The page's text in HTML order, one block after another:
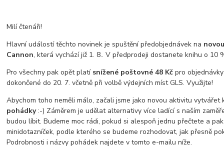
Milí čtenáři!
Hlavní událostí těchto novinek je spuštění předobjednávek na
Cannon, která vychází již 1. 8.. V předprodeji dostanete knihu o 10
Pro všechny pak opět platí snížené poštovné 48 Kč pro
dokončené do 20. 7. včetně při volbě výdejních míst GLS. Využijte!
Abychom toho neměli málo, začali jsme jako novou aktivitu
pohádky:-) Záměrem je udělat alternativy více ladící s naším
budou líbit. Budeme moc rádi, pokud si alespoň jednu přečtete a
minidotazníček, podle kterého se budeme rozhodovat, jak přesně
Podrobnosti i názvy pohádek najdete v tomto e-mailu níže.